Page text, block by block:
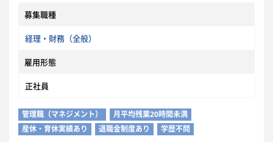
募集職種
経理・財務（全般）
雇用形態
正社員
管理職（マネジメント）
月平均残業20時間未満
産休・育休実績あり
退職金制度あり 学歴不問